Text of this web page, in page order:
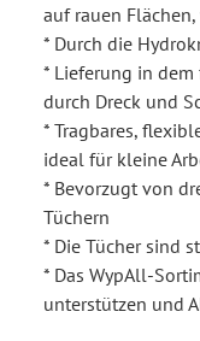
auf rauen
* Durch die
* Lieferung in dem
durch Dreck und
* Tragbares,
ideal für kleine
* Bevorzugt von
Tüchern
* Die Tücher sind
* Das WypAll-
unterstützen und